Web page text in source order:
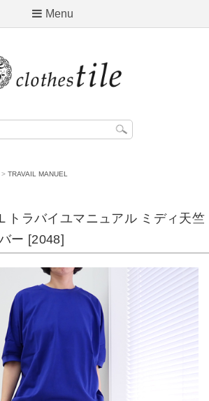
Menu
> TRAVAIL MANUEL
トラバイユマニュアル ミディ天竺
ー [2048]